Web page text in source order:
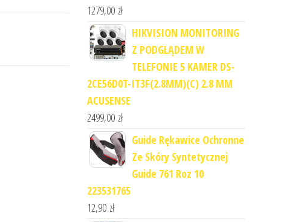
1279,00 zł
HIKVISION MONITORING
Z PODGLĄDEM W
TELEFONIE 5 KAMER DS-
2CE56D0T-IT3F(2.8MM)(C) 2.8 MM
ACUSENSE
2499,00 zł
Guide Rękawice Ochronne
Ze Skóry Syntetycznej
Guide 761 Roz 10
223531765
12,90 zł